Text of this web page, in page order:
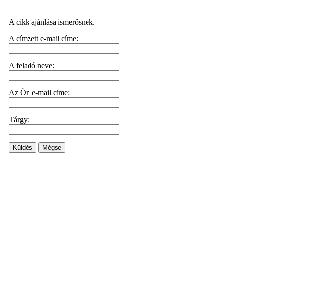
A cikk ajánlása ismerősnek.
A címzett e-mail címe:
A feladó neve:
Az Ön e-mail címe:
Tárgy:
Küldés Mégse